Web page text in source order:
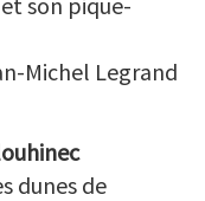
Michel Legrand
dunes de